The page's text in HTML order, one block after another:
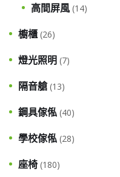
高間屏風 (14)
櫥櫃 (26)
燈光照明 (7)
隔音艙 (13)
鋼具傢俬 (40)
學校傢俬 (28)
座椅 (180)